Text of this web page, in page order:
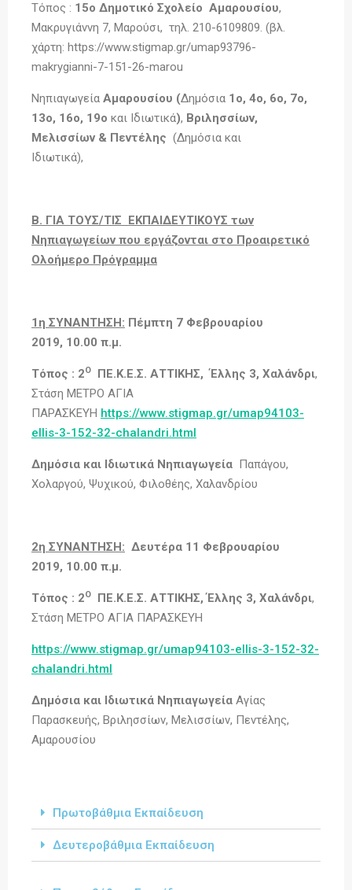
Τόπος : 15ο Δημοτικό Σχολείο Αμαρουσίου,
Μακρυγιάννη 7, Μαρούσι, τηλ. 210-6109809. (βλ.
χάρτη: https://www.stigmap.gr/umap93796-
makrygianni-7-151-26-marou
Νηπιαγωγεία Αμαρουσίου (Δημόσια 1ο, 4ο, 6ο, 7ο,
13ο, 16ο, 19ο και Ιδιωτικά), Βριλησσίων,
Μελισσίων & Πεντέλης (Δημόσια και
Ιδιωτικά),
Β. ΓΙΑ ΤΟΥΣ/ΤΙΣ ΕΚΠΑΙΔΕΥΤΙΚΟΥΣ των
Νηπιαγωγείων που εργάζονται στο Προαιρετικό
Ολοήμερο Πρόγραμμα
1η ΣΥΝΑΝΤΗΣΗ: Πέμπτη 7 Φεβρουαρίου
2019, 10.00 π.μ.
Tόπος : 2Ο ΠΕ.Κ.Ε.Σ. ΑΤΤΙΚΗΣ,Έλλης 3, Χαλάνδρι,
Στάση ΜΕΤΡΟ ΑΓΙΑ
ΠΑΡΑΣΚΕΥΗ https://www.stigmap.gr/umap94103-
ellis-3-152-32-chalandri.html
Δημόσια και Ιδιωτικά Νηπιαγωγεία Παπάγου,
Χολαργού, Ψυχικού, Φιλοθέης, Χαλανδρίου
2η ΣΥΝΑΝΤΗΣΗ: Δευτέρα 11 Φεβρουαρίου
2019, 10.00 π.μ.
Τόπος : 2Ο ΠΕ.Κ.Ε.Σ. ΑΤΤΙΚΗΣ,Έλλης 3, Χαλάνδρι,
Στάση ΜΕΤΡΟ ΑΓΙΑ ΠΑΡΑΣΚΕΥΗ
https://www.stigmap.gr/umap94103-ellis-3-152-32-
chalandri.html
Δημόσια και Ιδιωτικά Νηπιαγωγεία Αγίας
Παρασκευής, Βριλησσίων, Μελισσίων, Πεντέλης,
Αμαρουσίου
Πρωτοβάθμια Εκπαίδευση
Δευτεροβάθμια Εκπαίδευση